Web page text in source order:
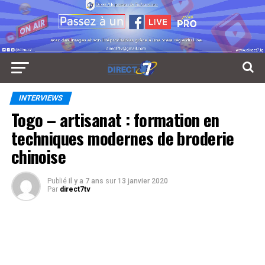
INTERVIEWS
Togo – artisanat : formation en
techniques modernes de broderie
chinoise
Publié il y a 7 ans sur 13 janvier 2020
Par direct7tv